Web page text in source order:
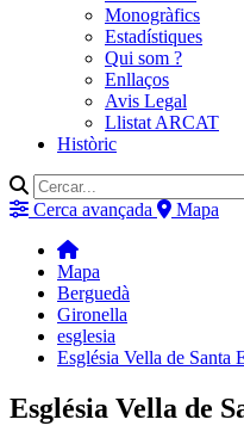
Monogràfics
Estadístiques
Qui som ?
Enllaços
Avis Legal
Llistat ARCAT
Històric
Cerca avançada Mapa
Mapa
Berguedà
Gironella
esglesia
Església Vella de Santa
Església Vella de